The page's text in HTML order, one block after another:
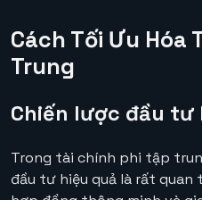
Cách Tối Ưu Hóa
Trung
Chiến lược đầu tư
Trong tài chính phi tập
đầu tư hiệu quả là rất quan